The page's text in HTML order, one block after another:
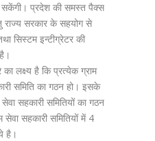
सकेंगी। प्रदेश की समस्त पैक्स
राज्य सरकार के सहयोग से
सिस्टम इन्टीग्रेटर की
लक्ष्य है कि प्रत्येक ग्राम
समिति का गठन हो। इसके
सहकारी समितियों का गठन
सहकारी समितियों में 4
है।